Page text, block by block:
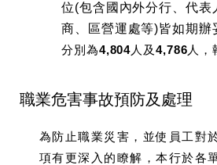
位(包含國內外分行、代表
商、區營運處等)皆如期辦
分別為4,804人及4,786人，
職業危害事故預防及處理
為防止職業災害，並使員工對
項有更深入的瞭解，本行於各